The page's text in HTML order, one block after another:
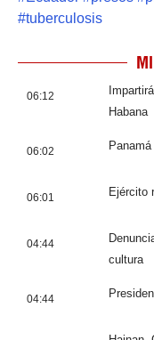
#tuberculosis
06:12
Habana
06:02
06:01 Ejército
04:44
cultura
04:44